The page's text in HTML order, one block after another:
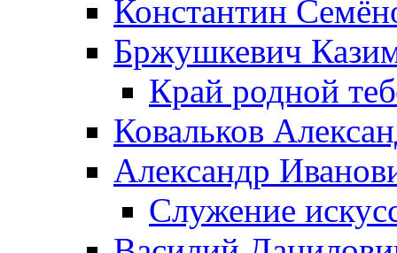
Константин
Бржушкевич
Край родной
Ковальков
Александр
Служение